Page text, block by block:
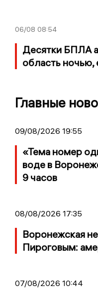
06/08 08:54
Десятки БПЛА
область ночью,
Главные
09/08/2026 19:55
«Тема номер
воде в
9 часов
08/08/2026 17:35
Воронежская
Пироговым:
07/08/2026 10:44